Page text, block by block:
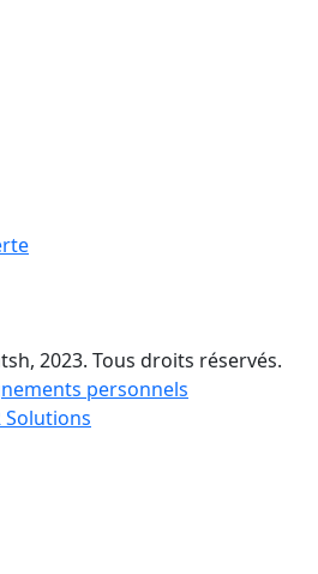
2023. Tous droits réservés.
personnels
Solutions